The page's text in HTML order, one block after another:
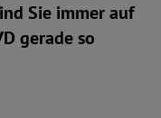
Sie immer auf
gerade so